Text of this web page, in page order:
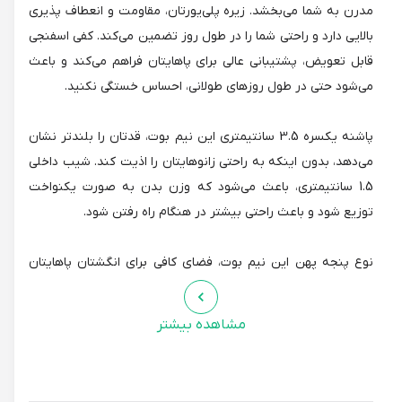
مدرن به شما می‌بخشد. زیره پلی‌یورتان، مقاومت و انعطاف پذیری
بالایی دارد و راحتی شما را در طول روز تضمین می‌کند. کفی اسفنجی
قابل تعویض، پشتیبانی عالی برای پاهایتان فراهم می‌کند و باعث
می‌شود حتی در طول روزهای طولانی، احساس خستگی نکنید.
پاشنه یکسره 3.5 سانتیمتری این نیم بوت، قدتان را بلندتر نشان
می‌دهد، بدون اینکه به راحتی زانوهایتان را اذیت کند. شیب داخلی
1.5 سانتیمتری، باعث می‌شود که وزن بدن به صورت یکنواخت
توزیع شود و باعث راحتی بیشتر در هنگام راه رفتن شود.
نوع پنجه پهن این نیم بوت، فضای کافی برای انگشتان پاهایتان
فراهم می‌کند و باعث می‌شود که پاهایتان در طول روز احساس
سوزش و درد نکنند. نحوه بسته شدن زیپ، به راحتی شما را قادر
می‌سازد که نیم بوت را بپوشید و در بیاورید.
مشاهده بیشتر